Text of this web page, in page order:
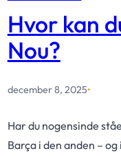
Hvor kan
Nou?
december 8, 2025•
Har du nogensinde
Barça i den anden –